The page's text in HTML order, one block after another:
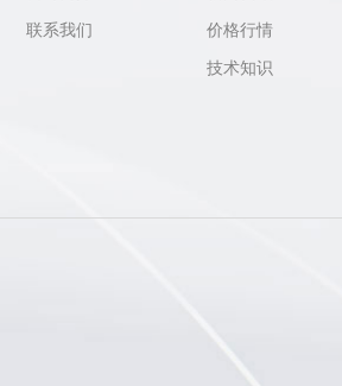
联系我们
价格行情
技术知识